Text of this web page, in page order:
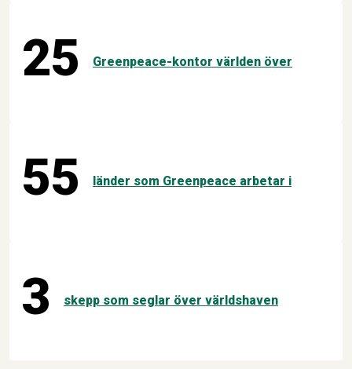
25 Greenpeace-kontor världen över
55 länder som Greenpeace arbetar i
3 skepp som seglar över världshaven